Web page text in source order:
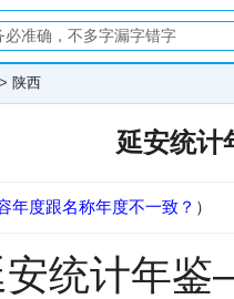
> 陕西
延安统计
年度跟名称年度不一致？ ）
安统计年